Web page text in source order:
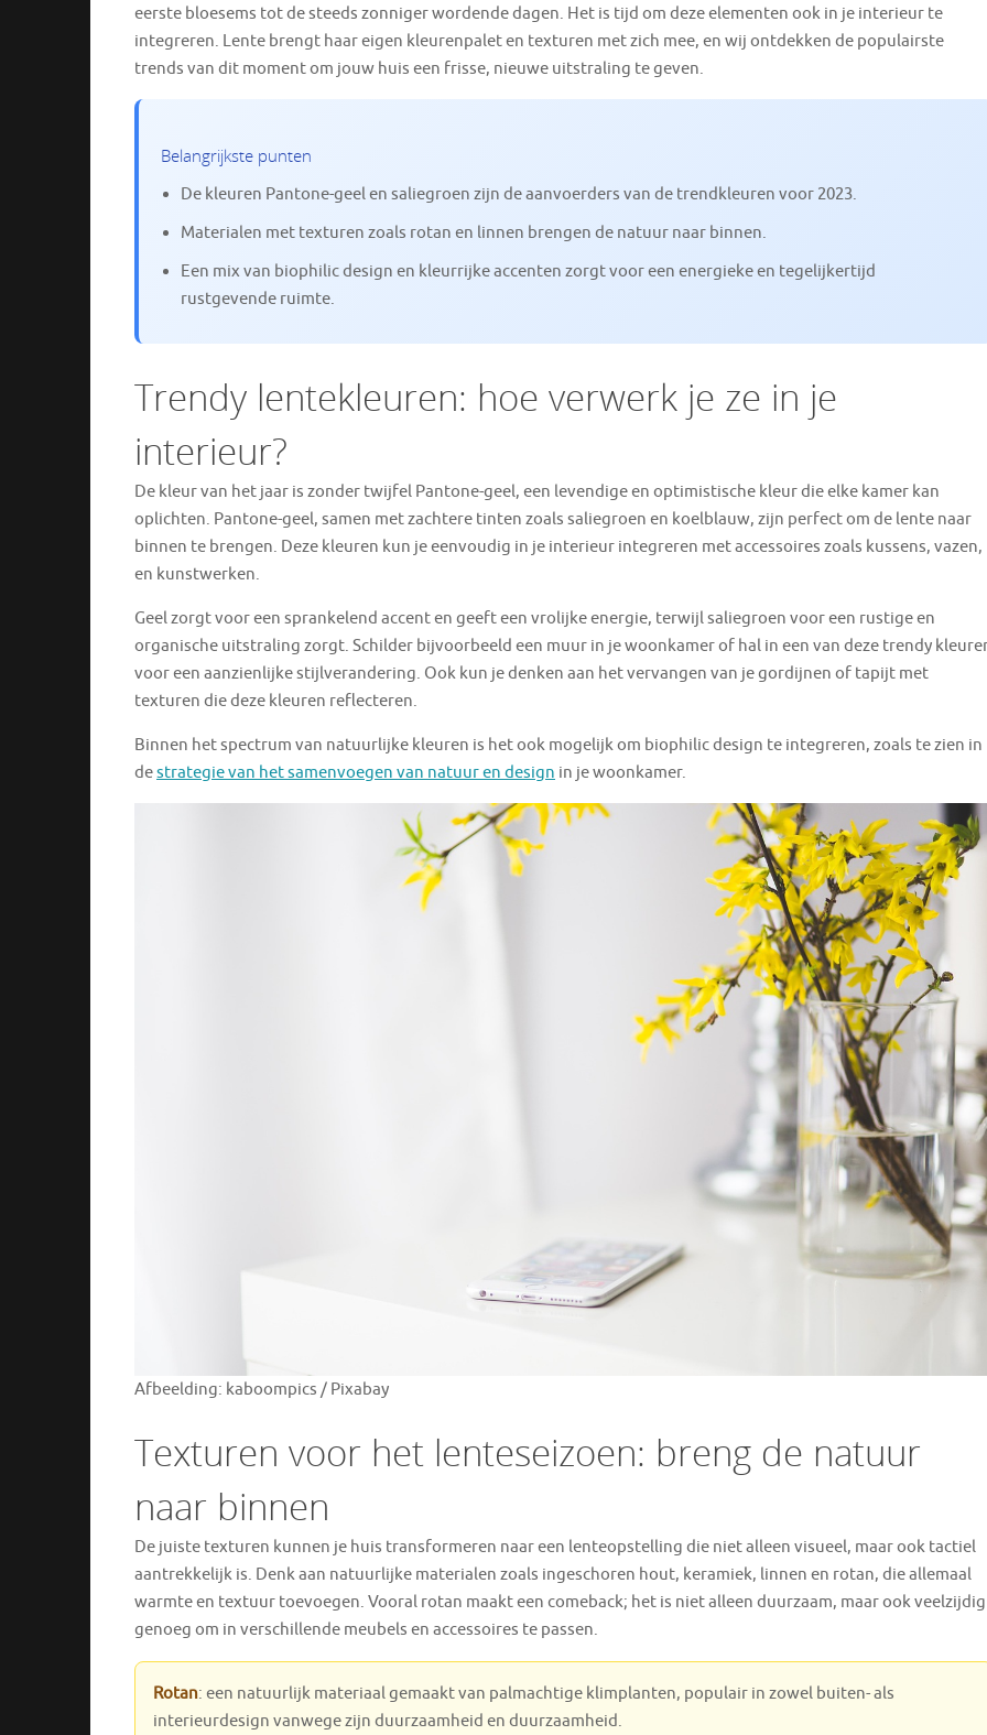
eerste bloesems tot de steeds zonniger wordende dagen. Het is tijd om deze elementen ook in je interieur te
integreren. Lente brengt haar eigen kleurenpalet en texturen met zich mee, en wij ontdekken de populairste
trends van dit moment om jouw huis een frisse, nieuwe uitstraling te geven.
Belangrijkste punten
De kleuren Pantone-geel en saliegroen zijn de aanvoerders van de trendkleuren voor 2023.
Materialen met texturen zoals rotan en linnen brengen de natuur naar binnen.
Een mix van biophilic design en kleurrijke accenten zorgt voor een energieke en tegelijkertijd
rustgevende ruimte.
Trendy lentekleuren: hoe verwerk je ze in je
interieur?
De kleur van het jaar is zonder twijfel Pantone-geel, een levendige en optimistische kleur die elke kamer kan
oplichten. Pantone-geel, samen met zachtere tinten zoals saliegroen en koelblauw, zijn perfect om de lente naar
binnen te brengen. Deze kleuren kun je eenvoudig in je interieur integreren met accessoires zoals kussens, vazen,
en kunstwerken.
Geel zorgt voor een sprankelend accent en geeft een vrolijke energie, terwijl saliegroen voor een rustige en
organische uitstraling zorgt. Schilder bijvoorbeeld een muur in je woonkamer of hal in een van deze trendy
voor een aanzienlijke stijlverandering. Ook kun je denken aan het vervangen van je gordijnen of tapijt met
texturen die deze kleuren reflecteren.
Binnen het spectrum van natuurlijke kleuren is het ook mogelijk om biophilic design te integreren, zoals te zien in
destrategie van het samenvoegen van natuur en design in je woonkamer.
Afbeelding: kaboompics / Pixabay
Texturen voor het lenteseizoen: breng de natuur
naar binnen
De juiste texturen kunnen je huis transformeren naar een lenteopstelling die niet alleen visueel, maar ook tactiel
aantrekkelijk is. Denk aan natuurlijke materialen zoals ingeschoren hout, keramiek, linnen en rotan, die allemaal
warmte en textuur toevoegen. Vooral rotan maakt een comeback; het is niet alleen duurzaam, maar ook veelzijdig
genoeg om in verschillende meubels en accessoires te passen.
Rotan: een natuurlijk materiaal gemaakt van palmachtige klimplanten, populair in zowel buiten- als
interieurdesign vanwege zijn duurzaamheid en duurzaamheid.